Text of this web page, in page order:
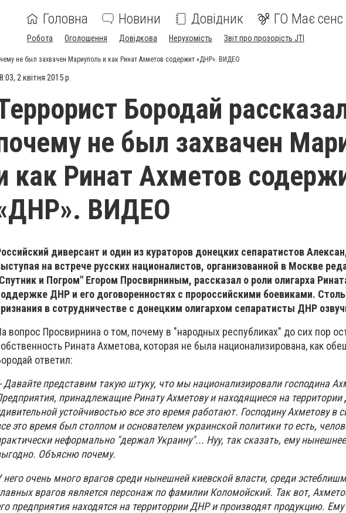
Головна Новини Довідник ГО Має сенс
Робота Оголошення Довідкова Нерухомість Звіт про прозорість JTI
не был захвачен Мариуполь и как Ринат Ахметов содержит «ДНР». ВИДЕО
2 квітня 2015 р.
Бородай
не был захвачен
как Ринат Ахметов
ВИДЕО
диверсант и один из кураторов донецких сепаратистов
на встрече русских националистов, организованной в Москве
и Погром" Егором Просвирниным, рассказал о роли олигарха
ДНР и его договоренностях с пророссийскими боевиками.
в сотрудничестве с донецким олигархом сепаратисты ДНР
вопрос Просвирнина о том, почему в "народных республиках" до сих пор
Рината Ахметова, которая не была национализирована, как
ответил:
Давайте представим такую штуку, что мы национализировали господина
принадлежащие Ринату Ахметову и находящиеся на
устойчивостью все это время работают. Господину Ахметову в
это время был столпом и основателем украинской политики то есть,
неформально "держал Украину"... Нуу, так сказать, ему
Объясню почему.
него очень много врагов среди нынешней киевской власти, среди
врагов является персонаж по фамилии Коломойский. Так вот,
предприятия находятся на территоррии ДНР и производят продукцию.